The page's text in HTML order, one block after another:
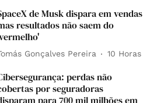
de Musk dispara em vendas
resultados não saem do
Gonçalves Pereira 10 Horas
perdas não
por seguradoras
para 700 mil milhões em